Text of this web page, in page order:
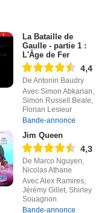
La Bataille de
Gaulle - partie 1 :
L'Âge de Fer
4,4
De Antonin Baudry
Avec Simon Abkarian,
Simon Russell Beale,
Florian Lesieur
Bande-annonce
Jim Queen
4,3
De Marco Nguyen,
Nicolas Athane
Avec Alex Ramires,
Jérémy Gillet, Shirley
Souagnon
Bande-annonce